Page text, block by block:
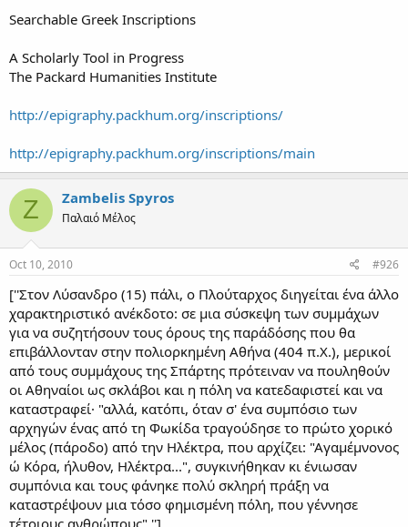
Searchable Greek Inscriptions
A Scholarly Tool in Progress
The Packard Humanities Institute
http://epigraphy.packhum.org/inscriptions/
http://epigraphy.packhum.org/inscriptions/main
Z Zambelis Spyros
Παλαιό Μέλος
Oct 10, 2010 #926
[''Στον Λύσανδρο (15) πάλι, ο Πλούταρχος διηγείται ένα άλλο
χαρακτηριστικό ανέκδοτο: σε μια σύσκεψη των συμμάχων
για να συζητήσουν τους όρους της παράδόσης που θα
επιβάλλονταν στην πολιορκημένη Αθήνα (404 π.Χ.), μερικοί
από τους συμμάχους της Σπάρτης πρότειναν να πουληθούν
οι Αθηναίοι ως σκλάβοι και η πόλη να κατεδαφιστεί και να
καταστραφεί· "αλλά, κατόπι, όταν σ' ένα συμπόσιο των
αρχηγών ένας από τη Φωκίδα τραγούδησε το πρώτο χορικό
μέλος (πάροδο) από την Ηλέκτρα, που αρχίζει: "Αγαμέμνονος
ώ Κόρα, ήλυθον, Ηλέκτρα...", συγκινήθηκαν κι ένιωσαν
συμπόνια και τους φάνηκε πολύ σκληρή πράξη να
καταστρέψουν μια τόσο φημισμένη πόλη, που γέννησε
τέτοιους ανθρώπους".'']